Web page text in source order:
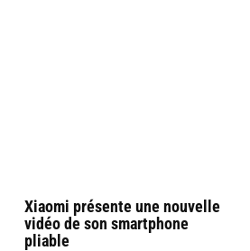
Xiaomi présente une nouvelle
vidéo de son smartphone
pliable